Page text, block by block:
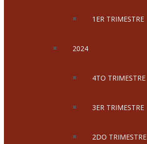
1ER TRIMESTRE
2024
4TO TRIMESTRE
3ER TRIMESTRE
2DO TRIMESTRE